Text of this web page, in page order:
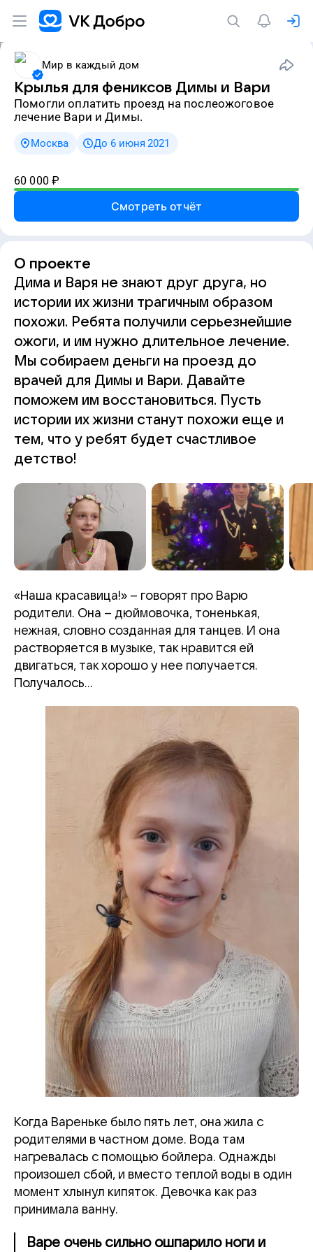
Мир в каждый дом
Крылья для фениксов Димы и Вари
Помогли оплатить проезд на послеожоговое
лечение Вари и Димы.
Москва До 6 июня 2021
60 000 ₽
Смотреть отчёт
О проекте
Дима и Варя не знают друг друга, но
истории их жизни трагичным образом
похожи. Ребята получили серьезнейшие
ожоги, и им нужно длительное лечение.
Мы собираем деньги на проезд до
врачей для Димы и Вари. Давайте
поможем им восстановиться. Пусть
истории их жизни станут похожи еще и
тем, что у ребят будет счастливое
детство!
«Наша красавица!» – говорят про Варю
родители. Она – дюймовочка, тоненькая,
нежная, словно созданная для танцев. И она
растворяется в музыке, так нравится ей
двигаться, так хорошо у нее получается.
Получалось…
Когда Вареньке было пять лет, она жила с
родителями в частном доме. Вода там
нагревалась с помощью бойлера. Однажды
произошел сбой, и вместо теплой воды в один
момент хлынул кипяток. Девочка как раз
принимала ванну.
Варе очень сильно ошпарило ноги и